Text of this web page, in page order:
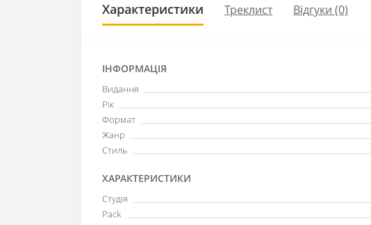
Характеристики Треклист Відгуки (0)
ІНФОРМАЦІЯ
Видання
Рік
Формат
Жанр
Стиль
ХАРАКТЕРИСТИКИ
Студія
Pack